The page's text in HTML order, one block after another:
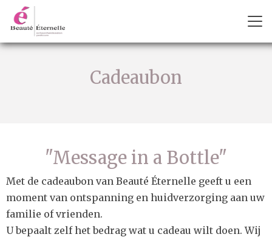
Cadeaubon
"Message in a Bottle"
Met de cadeaubon van Beauté Éternelle geeft u een
moment van ontspanning en huidverzorging aan uw
familie of vrienden.
U bepaalt zelf het bedrag wat u cadeau wilt doen. Wij